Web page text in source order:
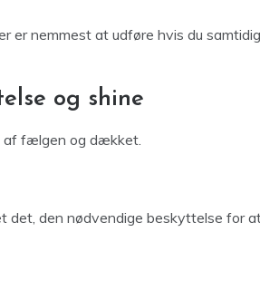
er nemmest at udføre hvis du
og shine
af fælgen og dækket.
det, den nødvendige beskyttelse for